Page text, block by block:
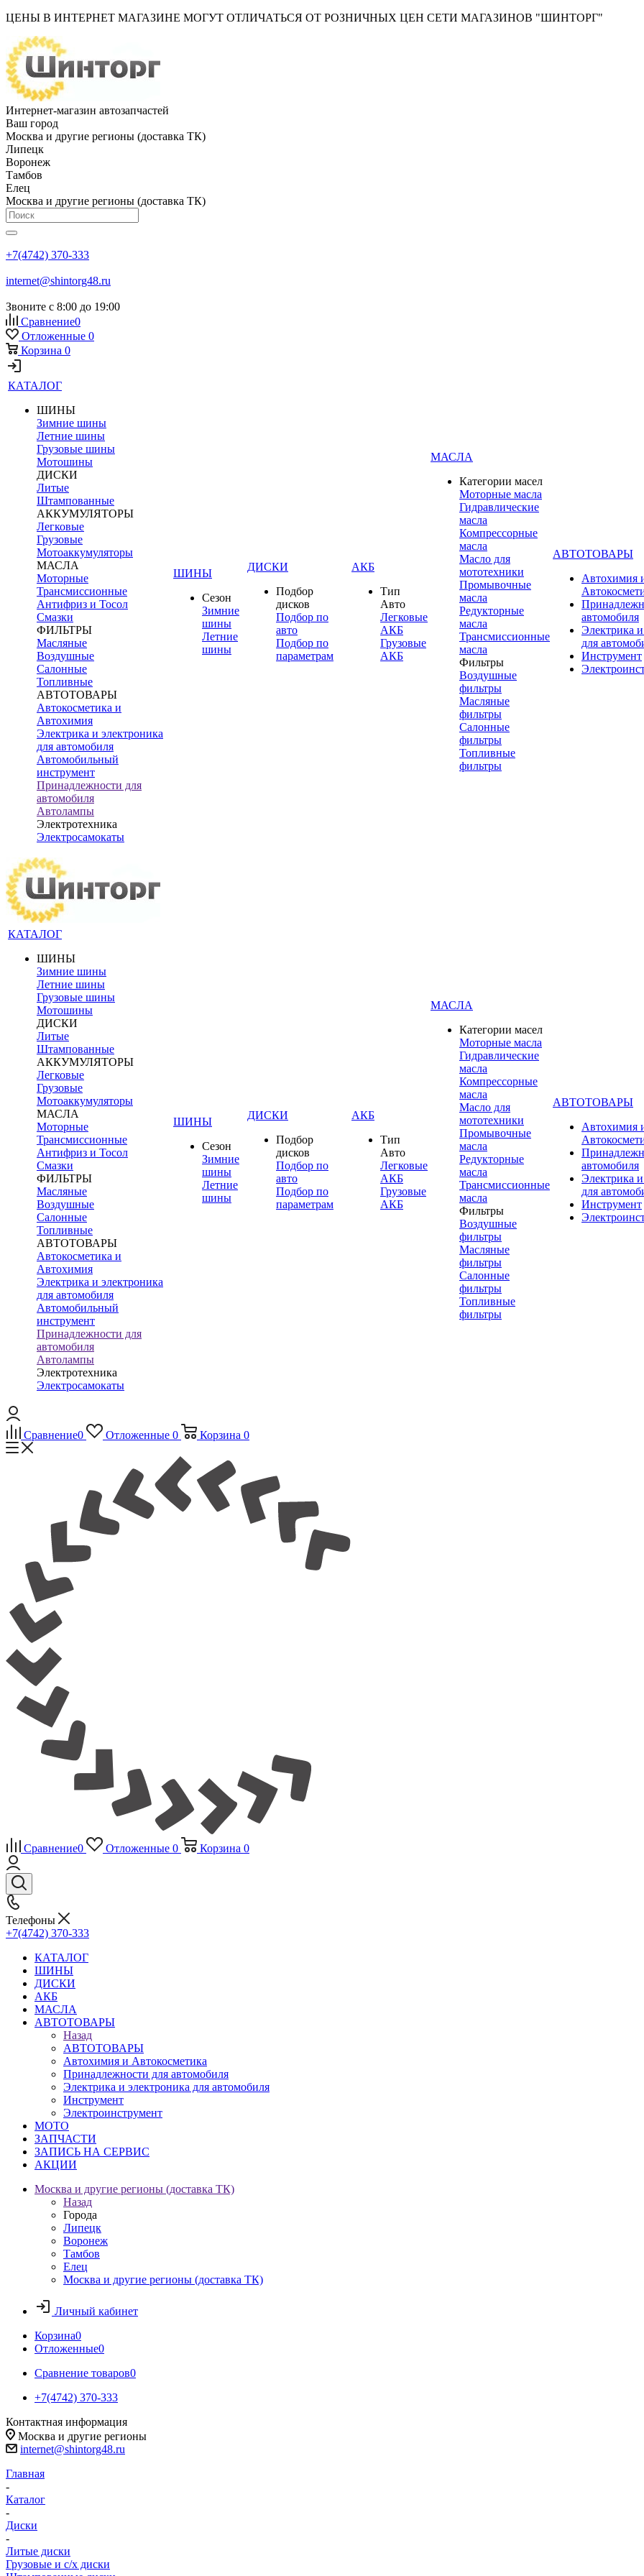
ЦЕНЫ В ИНТЕРНЕТ МАГАЗИНЕ МОГУТ ОТЛИЧАТЬСЯ ОТ РОЗНИЧНЫХ ЦЕН СЕТИ МАГАЗИНОВ "ШИНТОРГ"
Интернет-магазин автозапчастей
Ваш город
Москва и другие регионы (доставка ТК)
Липецк
Воронеж
Тамбов
Елец
Москва и другие регионы (доставка ТК)
+7(4742) 370-333
internet@shintorg48.ru
Звоните с 8:00 до 19:00
Сравнение0
Отложенные 0
Корзина 0
КАТАЛОГ
ШИНЫ
Зимние шины
Летние шины
Грузовые шины
Мотошины
ДИСКИ
Литые
Штампованные
АККУМУЛЯТОРЫ
Легковые
Грузовые
Мотоаккумуляторы
МАСЛА
Моторные
Трансмиссионные
Антифриз и Тосол
Смазки
ФИЛЬТРЫ
Масляные
Воздушные
Салонные
Топливные
АВТОТОВАРЫ
Автокосметика и
Автохимия
Электрика и электроника
для автомобиля
Автомобильный
инструмент
Принадлежности для
автомобиля
Автолампы
Электротехника
Электросамокаты
ШИНЫ
Сезон
Зимние
шины
Летние
шины
ДИСКИ
Подбор
дисков
Подбор по
авто
Подбор по
параметрам
АКБ
Тип
Авто
Легковые
АКБ
Грузовые
АКБ
МАСЛА
Категории масел
Моторные масла
Гидравлические
масла
Компрессорные
масла
Масло для
мототехники
Промывочные
масла
Редукторные
масла
Трансмиссионные
масла
Фильтры
Воздушные
фильтры
Масляные
фильтры
Салонные
фильтры
Топливные
фильтры
АВТОТОВАРЫ
Автохимия
автомобиля
Электрика
для
Инструмент
КАТАЛОГ
ШИНЫ
Зимние шины
Летние шины
Грузовые шины
Мотошины
ДИСКИ
Литые
Штампованные
АККУМУЛЯТОРЫ
Легковые
Грузовые
Мотоаккумуляторы
МАСЛА
Моторные
Трансмиссионные
Антифриз и Тосол
Смазки
ФИЛЬТРЫ
Масляные
Воздушные
Салонные
Топливные
АВТОТОВАРЫ
Автокосметика и
Автохимия
Электрика и электроника
для автомобиля
Автомобильный
инструмент
Принадлежности для
автомобиля
Автолампы
Электротехника
Электросамокаты
ШИНЫ
Сезон
Зимние
шины
Летние
шины
ДИСКИ
Подбор
дисков
Подбор по
авто
Подбор по
параметрам
АКБ
Тип
Авто
Легковые
АКБ
Грузовые
АКБ
МАСЛА
Категории масел
Моторные масла
Гидравлические
масла
Компрессорные
масла
Масло для
мототехники
Промывочные
масла
Редукторные
масла
Трансмиссионные
масла
Фильтры
Воздушные
фильтры
Масляные
фильтры
Салонные
фильтры
Топливные
фильтры
АВТОТОВАРЫ
Автохимия
автомобиля
Электрика
для
Инструмент
Сравнение0 Отложенные 0 Корзина 0
Сравнение0 Отложенные 0 Корзина 0
Телефоны
+7(4742) 370-333
КАТАЛОГ
ШИНЫ
ДИСКИ
АКБ
МАСЛА
АВТОТОВАРЫ
Назад
АВТОТОВАРЫ
Автохимия и Автокосметика
Принадлежности для автомобиля
Электрика и электроника для автомобиля
Инструмент
Электроинструмент
МОТО
ЗАПЧАСТИ
ЗАПИСЬ НА СЕРВИС
АКЦИИ
Москва и другие регионы (доставка ТК)
Назад
Города
Липецк
Воронеж
Тамбов
Елец
Москва и другие регионы (доставка ТК)
Личный кабинет
Корзина0
Отложенные0
Сравнение товаров0
+7(4742) 370-333
Контактная информация
Москва и другие регионы
internet@shintorg48.ru
Главная
-
Каталог
-
Диски
-
Литые диски
Грузовые и с/х диски